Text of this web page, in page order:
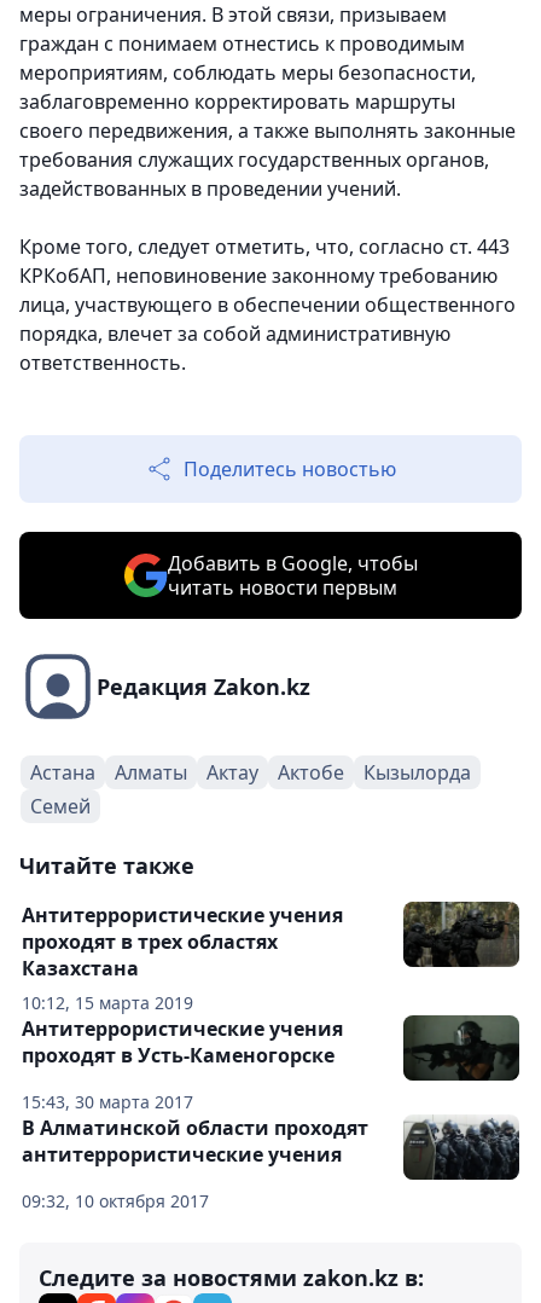
меры ограничения. В этой связи, призываем
граждан с понимаем отнестись к проводимым
мероприятиям, соблюдать меры безопасности,
заблаговременно корректировать маршруты
своего передвижения, а также выполнять законные
требования служащих государственных органов,
задействованных в проведении учений.
Кроме того, следует отметить, что, согласно ст. 443
КРКобАП, неповиновение законному требованию
лица, участвующего в обеспечении общественного
порядка, влечет за собой административную
ответственность.
Поделитесь новостью
Добавить в Google, чтобы
читать новости первым
Редакция Zakon.kz
Астана Алматы Актау Актобе
Кызылорда
Семей
Читайте также
10:12, 15 марта 2019
Антитеррористические учения
проходят в трех областях
Казахстана
15:43, 30 марта 2017
Антитеррористические учения
проходят в Усть-Каменогорске
09:32, 10 октября 2017
В Алматинской области проходят
антитеррористические учения
Следите за новостями zakon.kz в: